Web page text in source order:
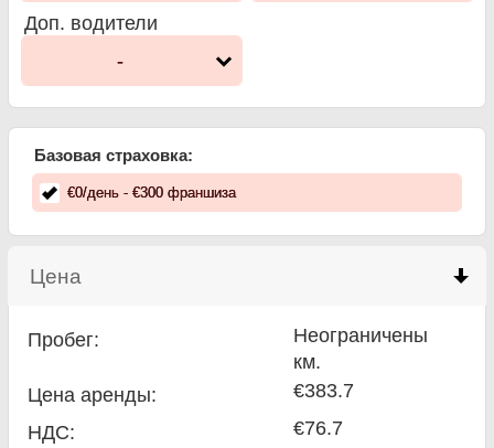
Доп. водители
-
Базовая страховка:
€0/день - €300франшиза
Цена
Пробег:
Неограничены
км.
Цена аренды:
€383.7
НДС:
€76.7